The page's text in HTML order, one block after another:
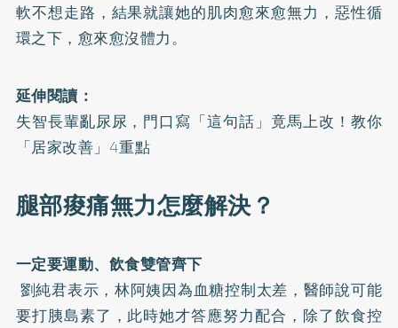
軟不想走路，結果就讓她的肌肉愈來愈無力，惡性循
環之下，愈來愈沒體力。
延伸閱讀：
失智長輩亂尿尿，門口寫「這句話」竟馬上改！教你
「居家改善」4重點
腿部痠痛無力怎麼解決？
一定要運動、飲食雙管齊下
劉純君表示，林阿姨因為血糖控制太差，醫師說可能
要打胰島素了，此時她才答應努力配合，除了飲食控